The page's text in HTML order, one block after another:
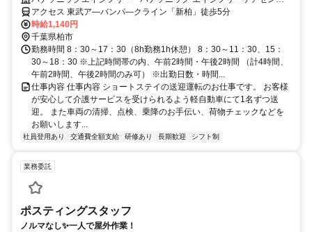
も可能ですので、空き時間にご勤務頂けます。
ー柏豊住・ショートステイ
アクセス 東武ア―バンパ―クライン「新柏」徒歩5分
時給1,140円
千葉県柏市
勤務時間 8：30～17：30（8h勤務1h休憩） 8：30～11：30、15：
30～18：30 ※上記時間帯の内、午前2時間・午後2時間 （計4時間、
午前2時間、午後2時間のみ可） ※出勤日数・時間...
仕事内容 仕事内容 ショートステイの送迎運転のお仕事です。 お客様
が安心して介護サービスを受けられるよう軽自動車にて1名ずつ送
迎。 また車両の清掃、点検、乗降のお手伝い、荷物チェックなどを
お願いします...
社員登用あり 交通費全額支給 研修あり 長期歓迎 シフト制
業務委託
ポスティングスタッフ
ノルマなし✨一人で屋外作業！